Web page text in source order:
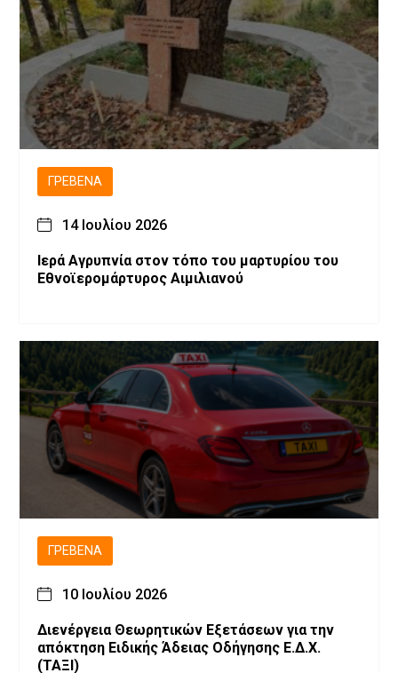
ΓΡΕΒΕΝΆ
14 Ιουλίου 2026
Ιερά Αγρυπνία στον τόπο του μαρτυρίου του
Εθνοϊερομάρτυρος Αιμιλιανού
ΓΡΕΒΕΝΆ
10 Ιουλίου 2026
Διενέργεια Θεωρητικών Εξετάσεων για την
απόκτηση Ειδικής Άδειας Οδήγησης Ε.Δ.Χ.
(ΤΑΞΙ)